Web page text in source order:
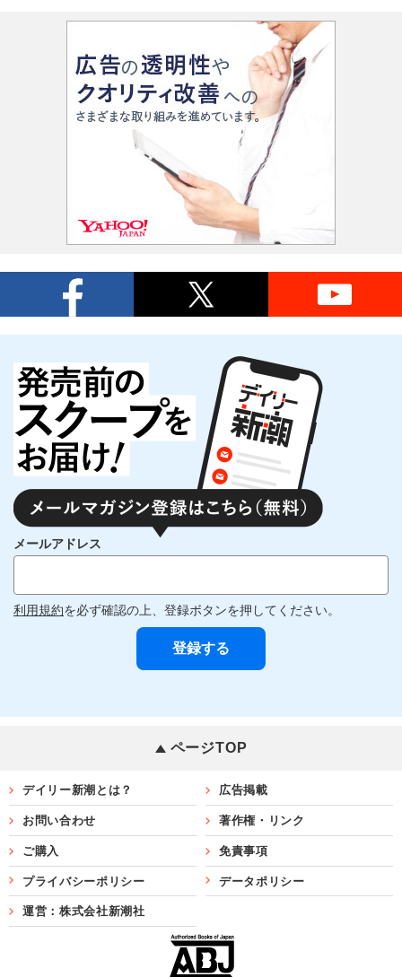
メールアドレス
利用規約を必ず確認の上、登録ボタンを押してください。
ページTOP
デイリー新潮とは？ 広告掲載
お問い合わせ 著作権・リンク
ご購入 免責事項
プライバシーポリシー データポリシー
運営：株式会社新潮社